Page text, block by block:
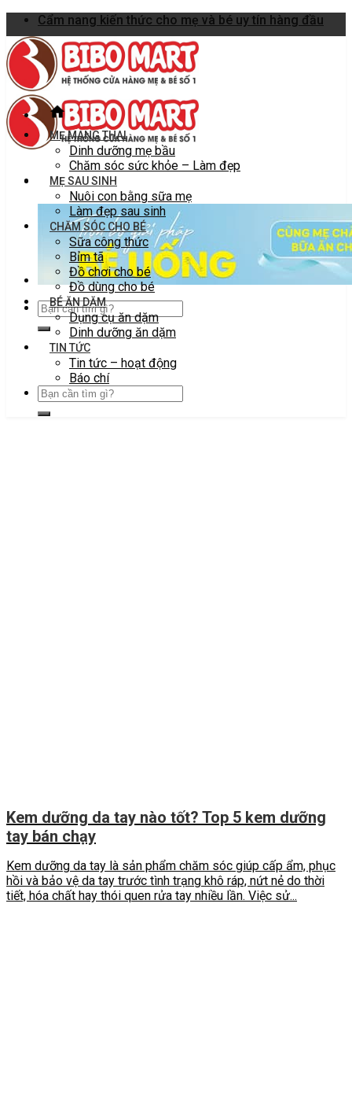
Skip
to
content
Cẩm nang kiến thức cho mẹ và bé uy tín hàng đầu
MẸ MANG THAI
Dinh dưỡng mẹ bầu
Chăm sóc sức khỏe – Làm đẹp
MẸ SAU SINH
Nuôi con bằng sữa mẹ
Làm đẹp sau sinh
CHĂM SÓC CHO BÉ
Sữa công thức
Bỉm tã
Đồ chơi cho bé
Đồ dùng cho bé
BÉ ĂN DẶM
Dụng cụ ăn dặm
Dinh dưỡng ăn dặm
TIN TỨC
Tin tức – hoạt động
Báo chí
Kem dưỡng da tay nào tốt? Top 5 kem dưỡng
tay bán chạy
Kem dưỡng da tay là sản phẩm chăm sóc giúp cấp ẩm, phục
hồi và bảo vệ da tay trước tình trạng khô ráp, nứt nẻ do thời
tiết, hóa chất hay thói quen rửa tay nhiều lần. Việc sử...